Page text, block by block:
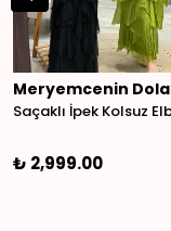
Meryemcenin
Saçaklı İpek Kolsuz
₺ 2,999.00